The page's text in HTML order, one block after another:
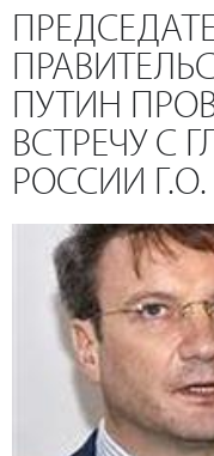
ПУТИН
ВСТРЕЧУ С
РОССИИ